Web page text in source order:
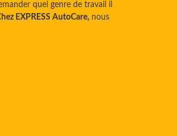
quel genre de travail il
EXPRESS AutoCare, nous